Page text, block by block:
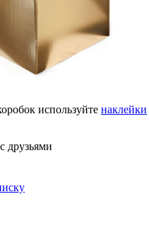
используйте наклейки
друзьями